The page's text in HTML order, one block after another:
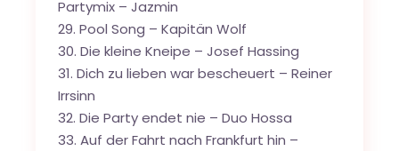
Partymix – Jazmin
29. Pool Song – Kapitän Wolf
30. Die kleine Kneipe – Josef Hassing
31. Dich zu lieben war bescheuert – Reiner
Irrsinn
32. Die Party endet nie – Duo Hossa
33. Auf der Fahrt nach Frankfurt hin –